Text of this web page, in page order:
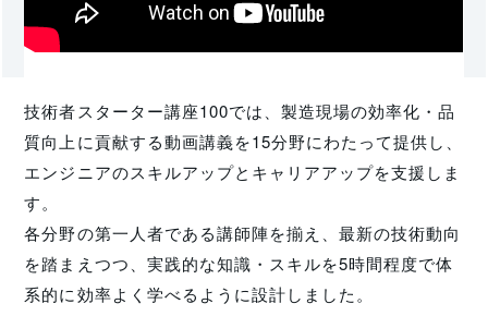
技術者スターター講座100では、製造現場の効率化・品
質向上に貢献する動画講義を15分野にわたって提供し、
エンジニアのスキルアップとキャリアアップを支援しま
す。
各分野の第一人者である講師陣を揃え、最新の技術動向
を踏まえつつ、実践的な知識・スキルを5時間程度で体
系的に効率よく学べるように設計しました。